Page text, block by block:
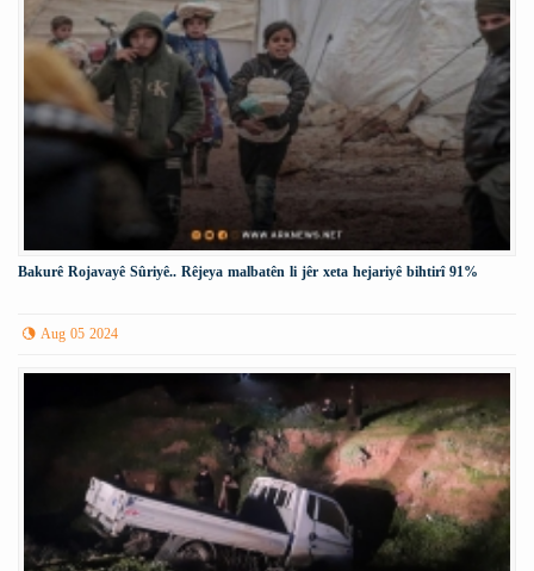
Bakurê Rojavayê Sûriyê.. Rêjeya malbatên li jêr xeta hejariyê bihtirî 91%
Aug 05 2024